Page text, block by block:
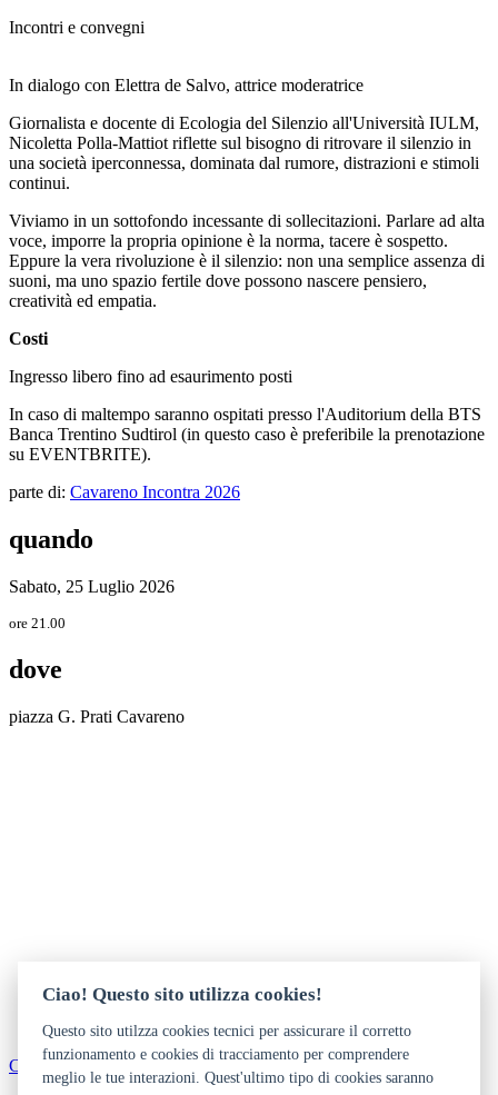
Incontri e convegni
In dialogo con Elettra de Salvo, attrice moderatrice
Giornalista e docente di Ecologia del Silenzio all'Università IULM,
Nicoletta Polla-Mattiot riflette sul bisogno di ritrovare il silenzio in
una società iperconnessa, dominata dal rumore, distrazioni e stimoli
continui.
Viviamo in un sottofondo incessante di sollecitazioni. Parlare ad alta
voce, imporre la propria opinione è la norma, tacere è sospetto.
Eppure la vera rivoluzione è il silenzio: non una semplice assenza di
suoni, ma uno spazio fertile dove possono nascere pensiero,
creatività ed empatia.
Costi
Ingresso libero fino ad esaurimento posti
In caso di maltempo saranno ospitati presso l'Auditorium della BTS
Banca Trentino Sudtirol (in questo caso è preferibile la prenotazione
su EVENTBRITE).
parte di: Cavareno Incontra 2026
quando
Sabato, 25 Luglio 2026
ore 21.00
dove
piazza G. Prati Cavareno
Come arrivare
Ciao! Questo sito utilizza cookies!
Questo sito utilzza cookies tecnici per assicurare il corretto
funzionamento e cookies di tracciamento per comprendere
meglio le tue interazioni. Quest'ultimo tipo di cookies saranno